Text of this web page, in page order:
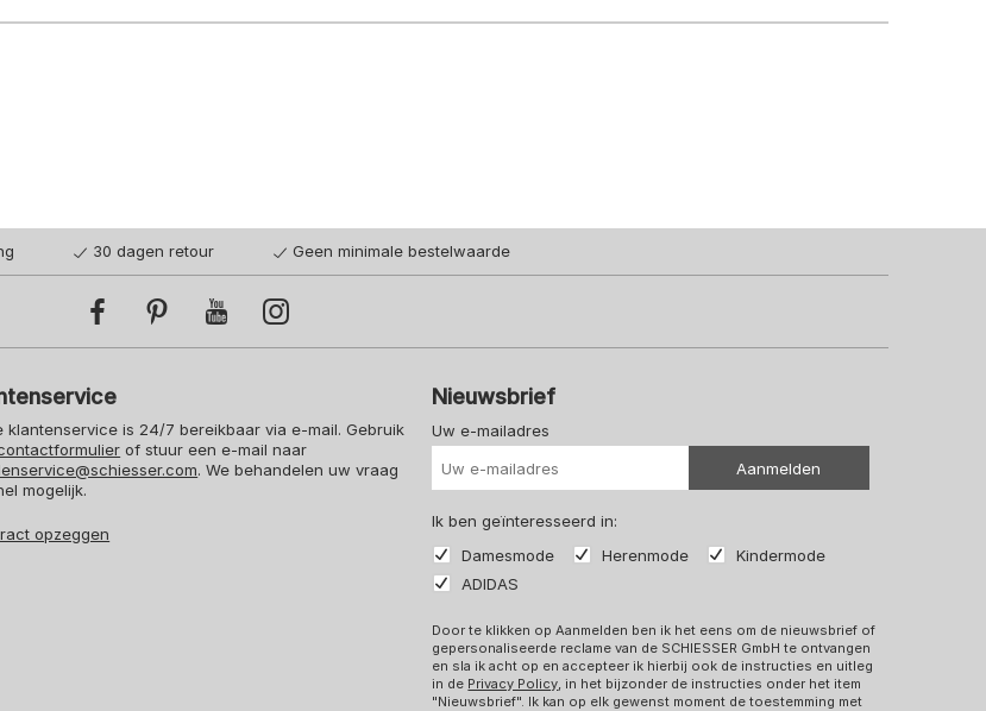
30 dagen retour Geen minimale bestelwaarde
klantenservice is 24/7 bereikbaar via e-mail. Gebruik
of stuur een e-mail naar
. We behandelen uw vraag
mogelijk.
opzeggen
Nieuwsbrief
Uw e-mailadres
Aanmelden
Ik ben geïnteresseerd in:
Damesmode
Herenmode
Kindermode
ADIDAS
Door te klikken op Aanmelden ben ik het eens om de nieuwsbrief of
gepersonaliseerde reclame van de SCHIESSER GmbH te ontvangen
en sla ik acht op en accepteer ik hierbij ook de instructies en uitleg
in de Privacy Policy, in het bijzonder de instructies onder het item
"Nieuwsbrief". Ik kan op elk gewenst moment de toestemming met